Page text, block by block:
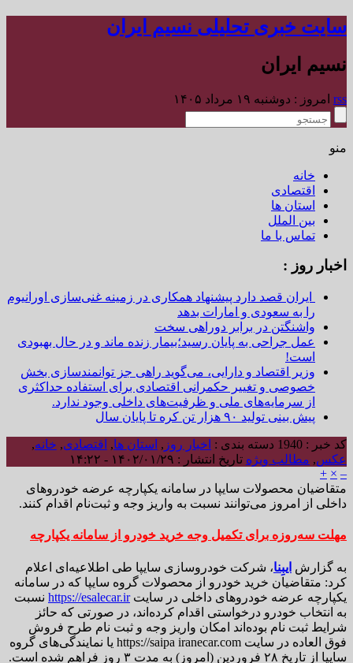
سایت خبری تحلیلی نسیم ایران
نسیم ایران
rss امروز : دوشنبه ۱۹ مرداد ۱۴۰۵
منو
خانه
اقتصادی
استان ها
بین الملل
تماس با ما
اخبار روز :
ایران قصد دارد پیشنهاد همکاری در زمینه غنی‌سازی اورانیوم
را به سعودی و امارات بدهد
واشنگتن در برابر دوراهی سخت
عمل جراحی به پایان رسید؛بیمار زنده ماند و در حال بهبودی
است!
وزیر اقتصاد و دارایی، می‌گوید راهی جز توانمندسازی بخش
خصوصی و تغییر حکمرانی اقتصادی برای استفاده حداکثری
از سرمایه‌های ملی و ظرفیت‌های داخلی وجود ندارد.
پیش بینی تولید ۹۰ هزار تن کره تا پایان سال
کد خبر : 1940 دسته بندی : اخبار روز , استان ها, اقتصادی, خانه,
عکس, مطالب ویژه تاریخ انتشار : ۱۴۰۲/۰۱/۲۹ - ۱۴:۲۲
–
×
+
متقاضیان محصولات سایپا در سامانه یکپارچه عرضه خودروهای
داخلی از امروز می‌توانند نسبت به واریز وجه و ثبت‌نام اقدام کنند.
مهلت سه‌روزه برای تکمیل وجه خرید خودرو از سامانه یکپارچه
به گزارش ایبِنا، شرکت خودروسازی سایپا طی اطلاعیه‌ای اعلام
کرد: متقاضیان خرید خودرو از محصولات گروه سایپا که در سامانه
یکپارچه عرضه خودرو‌های داخلی در سایتhttps://esalecar.ir نسبت
به انتخاب خودرو درخواستی اقدام کرده‌اند، در صورتی که حائز
شرایط ثبت نام بوده‌اند امکان واریز وجه و ثبت نام طرح فروش
فوق العاده در سایت https://saipa iranecar.com یا نمایندگی‌های گروه
سایپا از تاریخ ۲۸ فروردین (امروز) به مدت ۳ روز فراهم شده است.